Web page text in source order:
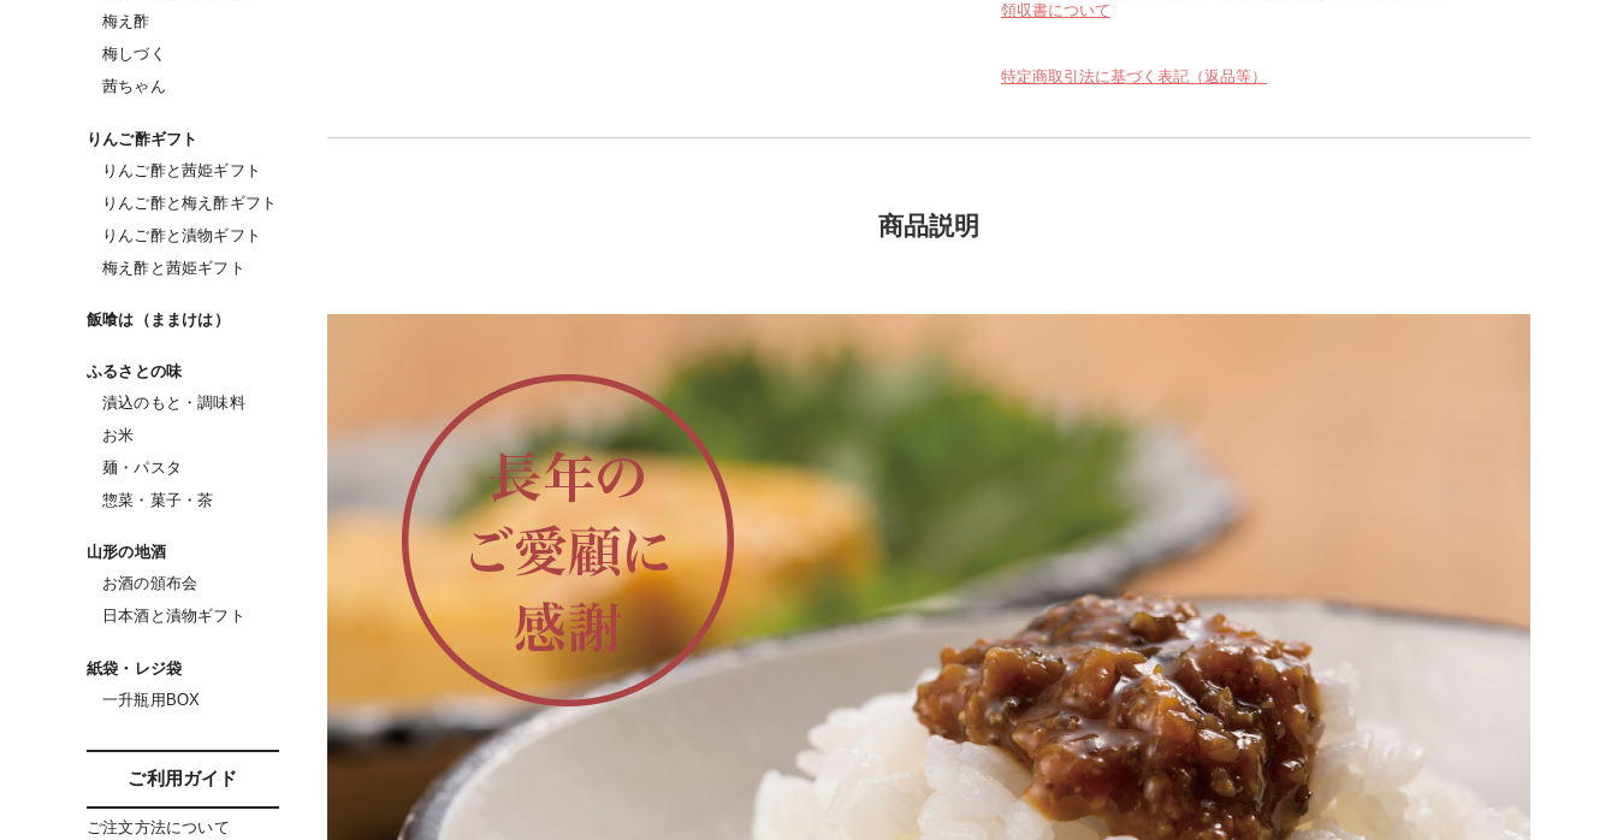
領収書について
特定商取引法に基づく表記（返品等）
商品説明
梅え酢
梅しづく
茜ちゃん
りんご酢ギフト
りんご酢と茜姫ギフト
りんご酢と梅え酢ギフト
りんご酢と漬物ギフト
梅え酢と茜姫ギフト
飯喰は（ままけは）
ふるさとの味
漬込のもと・調味料
お米
麺・パスタ
惣菜・菓子・茶
山形の地酒
お酒の頒布会
日本酒と漬物ギフト
紙袋・レジ袋
一升瓶用BOX
ご利用ガイド
ご注文方法について